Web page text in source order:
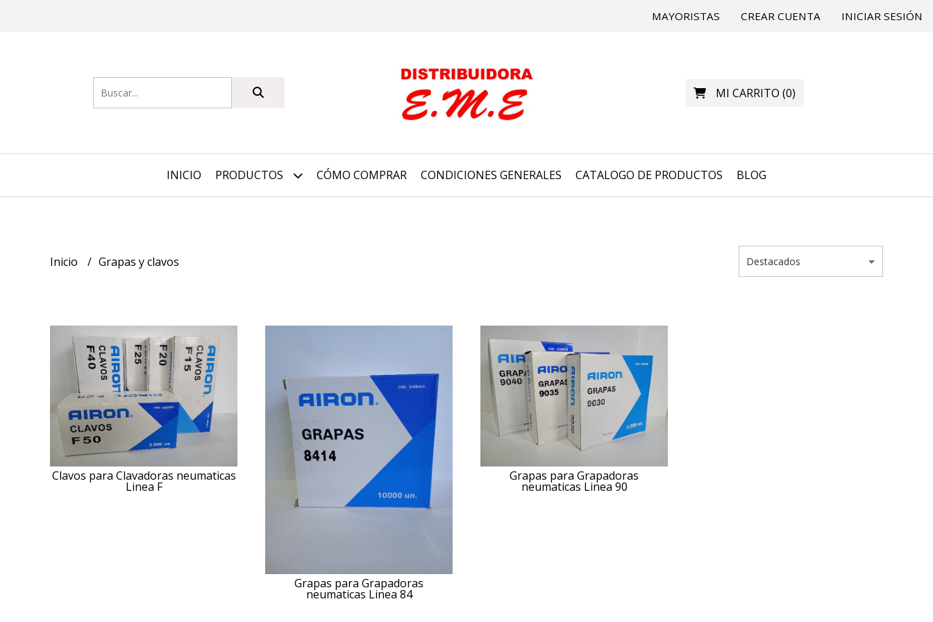
MAYORISTAS CREAR CUENTA INICIAR SESIÓN
MI CARRITO (0)
INICIO PRODUCTOS CÓMO COMPRAR CONDICIONES GENERALES CATALOGO DE PRODUCTOS BLOG
Inicio Grapas y clavos
Clavos para Clavadoras neumaticas
Linea F
Grapas para Grapadoras
neumaticas Linea 84
Grapas para Grapadoras
neumaticas Linea 90